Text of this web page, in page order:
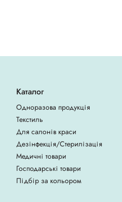
Каталог
Одноразова продукція
Текстиль
Для салонів краси
Дезінфекція/Стерилізація
Медичні товари
Господарські товари
Підбір за кольором